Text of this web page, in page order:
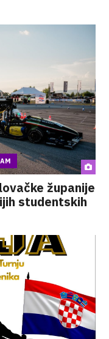
županije
studentskih